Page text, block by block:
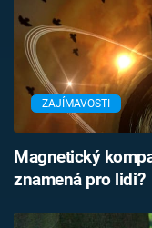
Sledujte nás
ZAJÍMAVOSTI
Magnetický
znamená pro lidi?